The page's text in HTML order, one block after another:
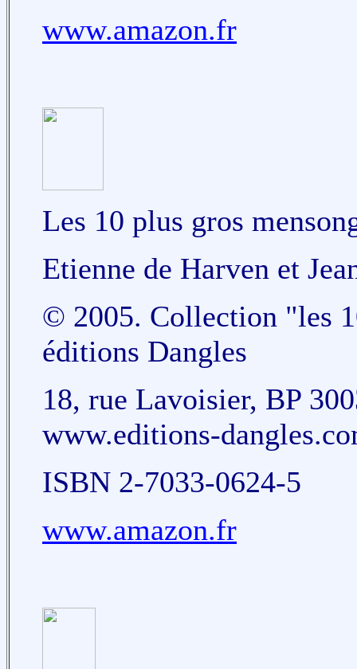
www.amazon.fr
Les 10 plus gros
Etienne de Harven et
© 2005. Collection "les
éditions Dangles
18, rue Lavoisier, BP
www.editions-
ISBN 2-7033-0624-5
www.amazon.fr